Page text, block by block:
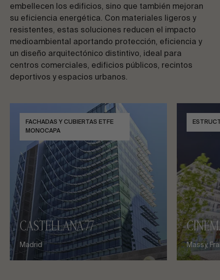
embellecen los edificios, sino que también mejoran
su eficiencia energética. Con materiales ligeros y
resistentes, estas soluciones reducen el impacto
medioambiental aportando protección, eficiencia y
un diseño arquitectónico distintivo, ideal para
centros comerciales, edificios públicos, recintos
deportivos y espacios urbanos.
FACHADAS Y CUBIERTAS ETFE
MONOCAPA
CASTELLANA 77
Madrid Massy,